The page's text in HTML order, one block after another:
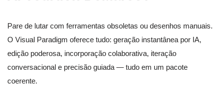
Pare de lutar com ferramentas obsoletas ou desenhos manuais.
O Visual Paradigm oferece tudo: geração instantânea por IA,
edição poderosa, incorporação colaborativa, iteração
conversacional e precisão guiada — tudo em um pacote
coerente.